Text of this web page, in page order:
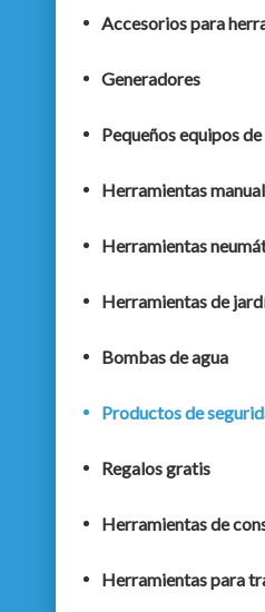
Generadores
Herramientas
Herramientas
Herramientas de
Bombas de agua
Productos de
Regalos gratis
Herramientas de